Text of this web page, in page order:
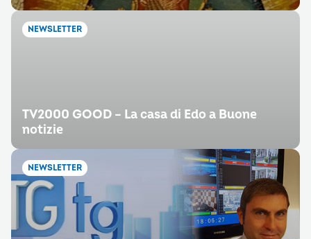
NEWSLETTER
TV2000 GOOD – La casa di Edo a Buone
notizie
NEWSLETTER